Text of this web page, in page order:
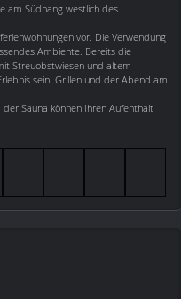
am Südhang westlich des
vor. Die Verwendung
Ambiente. Bereits die
Streuobstwiesen und altem
sein. Grillen und der Abend am
Sauna können Ihren Aufenthalt